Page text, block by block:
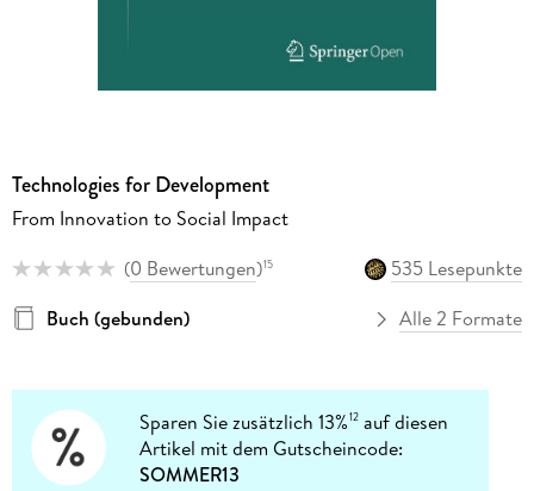
Technologies for Development
From Innovation to Social Impact
(0 Bewertungen)15
535 Lesepunkte
Buch (gebunden)
Alle 2 Formate
Sparen Sie zusätzlich 13%12 auf diesen
Artikel mit dem Gutscheincode:
SOMMER13